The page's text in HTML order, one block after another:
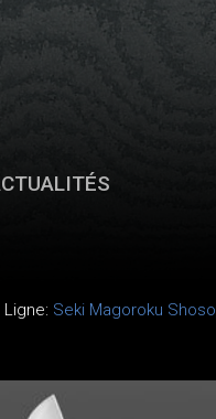
Ligne: Seki Magoroku Shoso